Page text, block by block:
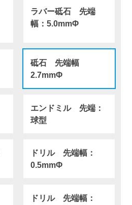
ラバー砥石 先端
幅：5.0mmΦ
砥石 先端幅
2.7mmΦ
エンドミル 先端：
球型
ドリル 先端幅：
0.5mmΦ
ドリル 先端幅：